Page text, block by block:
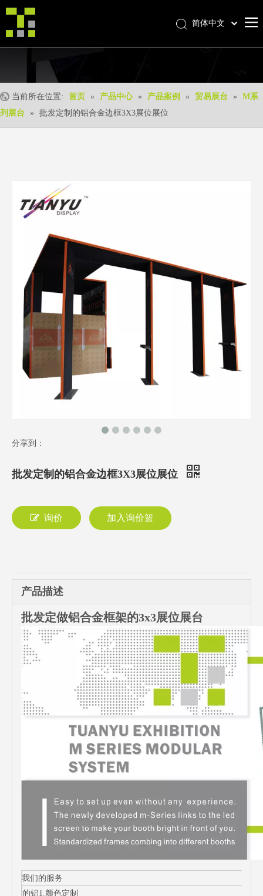
产品中心
联系我们
简体中文
日本語
Nederlands
当前所在位置: 首页 » 产品中心 » 产品案例 » 贸易展台 »
M系
列展台
» 批发定制的铝合金边框3X3展位展位
分享到：
批发定制的铝合金边框3X3展位展位
询价 加入询价篮
产品描述
批发定做铝合金框架的3x3展位展台
我们的服务
的铝1.颜色定制